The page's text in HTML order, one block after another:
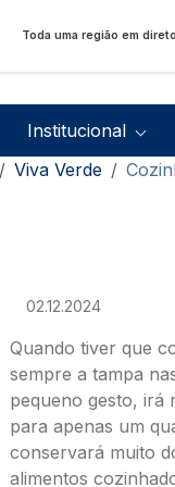
Toda uma região em direto
principal
Institucional
estrutural
Viva Verde
02.12.2024
Quando tiver que
sempre a tampa
pequeno gesto, irá
para apenas um
conservará muito
alimentos